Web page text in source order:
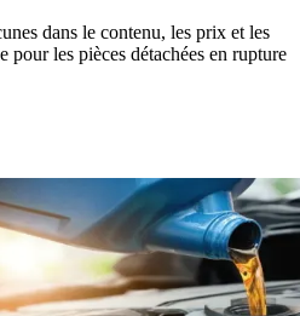
dans le contenu, les prix et les
les pièces détachées en rupture